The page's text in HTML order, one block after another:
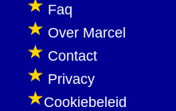
Faq
Over Marcel
Contact
Privacy
Cookiebeleid